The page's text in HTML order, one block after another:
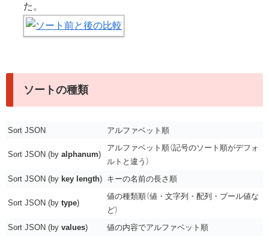
た。
ソートの種類
Sort JSON アルファベット順
Sort JSON (by alphanum)
アルファベット順（記号のソート順がデフォ
ルトと違う）
Sort JSON (by key length) キーの名前の長さ順
Sort JSON (by type)
値の種類順（値・文字列・配列・ブール値な
ど）
Sort JSON (by values) 値の内容でアルファベット順